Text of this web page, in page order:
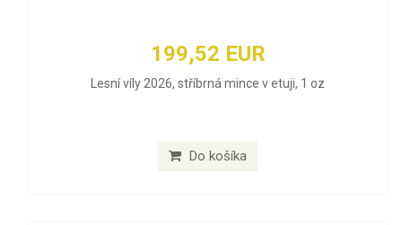
199,52 EUR
Lesní víly 2026, stříbrná mince v etuji, 1 oz
Do košíka